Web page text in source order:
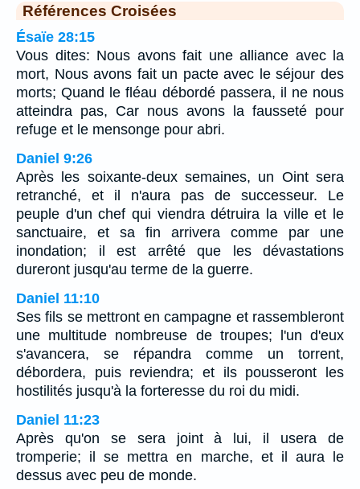
Références Croisées
Ésaïe 28:15
Vous dites: Nous avons fait une alliance avec la
mort, Nous avons fait un pacte avec le séjour des
morts; Quand le fléau débordé passera, il ne nous
atteindra pas, Car nous avons la fausseté pour
refuge et le mensonge pour abri.
Daniel 9:26
Après les soixante-deux semaines, un Oint sera
retranché, et il n'aura pas de successeur. Le
peuple d'un chef qui viendra détruira la ville et le
sanctuaire, et sa fin arrivera comme par une
inondation; il est arrêté que les dévastations
dureront jusqu'au terme de la guerre.
Daniel 11:10
Ses fils se mettront en campagne et rassembleront
une multitude nombreuse de troupes; l'un d'eux
s'avancera, se répandra comme un torrent,
débordera, puis reviendra; et ils pousseront les
hostilités jusqu'à la forteresse du roi du midi.
Daniel 11:23
Après qu'on se sera joint à lui, il usera de
tromperie; il se mettra en marche, et il aura le
dessus avec peu de monde.